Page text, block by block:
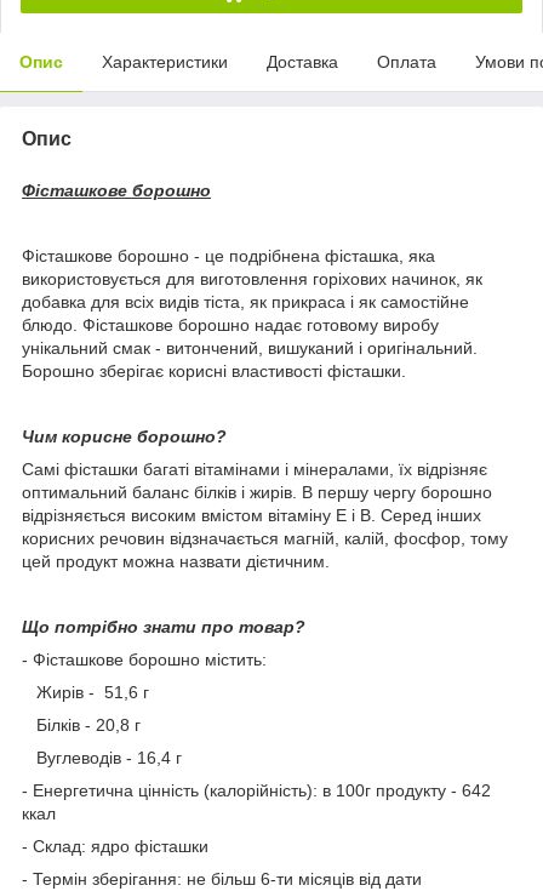
Опис Характеристики Доставка Оплата Умови
Опис
Фісташкове борошно
Фісташкове борошно - це подрібнена фісташка, яка
використовується для виготовлення горіхових начинок, як
добавка для всіх видів тіста, як прикраса і як самостійне
блюдо. Фісташкове борошно надає готовому виробу
унікальний смак - витончений, вишуканий і оригінальний.
Борошно зберігає корисні властивості фісташки.
Чим корисне борошно?
Самі фісташки багаті вітамінами і мінералами, їх відрізняє
оптимальний баланс білків і жирів. В першу чергу борошно
відрізняється високим вмістом вітаміну Е і B. Серед інших
корисних речовин відзначається магній, калій, фосфор, тому
цей продукт можна назвати дієтичним.
Що потрібно знати про товар?
- Фісташкове борошно містить:
Жирів - 51,6 г
Білків - 20,8 г
Вуглеводів - 16,4 г
- Енергетична цінність (калорійність): в 100г продукту - 642
ккал
- Склад: ядро фісташки
- Термін зберігання: не більш 6-ти місяців від дати